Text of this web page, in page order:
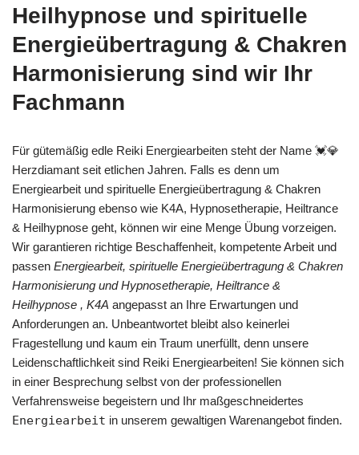
Heilhypnose und spirituelle
Energieübertragung & Chakren
Harmonisierung sind wir Ihr
Fachmann
Für gütemäßig edle Reiki Energiearbeiten steht der Name 💓️💎
Herzdiamant seit etlichen Jahren. Falls es denn um
Energiearbeit und spirituelle Energieübertragung & Chakren
Harmonisierung ebenso wie K4A, Hypnosetherapie, Heiltrance
& Heilhypnose geht, können wir eine Menge Übung vorzeigen.
Wir garantieren richtige Beschaffenheit, kompetente Arbeit und
passen Energiearbeit, spirituelle Energieübertragung & Chakren
Harmonisierung und Hypnosetherapie, Heiltrance &
Heilhypnose , K4A angepasst an Ihre Erwartungen und
Anforderungen an. Unbeantwortet bleibt also keinerlei
Fragestellung und kaum ein Traum unerfüllt, denn unsere
Leidenschaftlichkeit sind Reiki Energiearbeiten! Sie können sich
in einer Besprechung selbst von der professionellen
Verfahrensweise begeistern und Ihr maßgeschneidertes
Energiearbeit in unserem gewaltigen Warenangebot finden.